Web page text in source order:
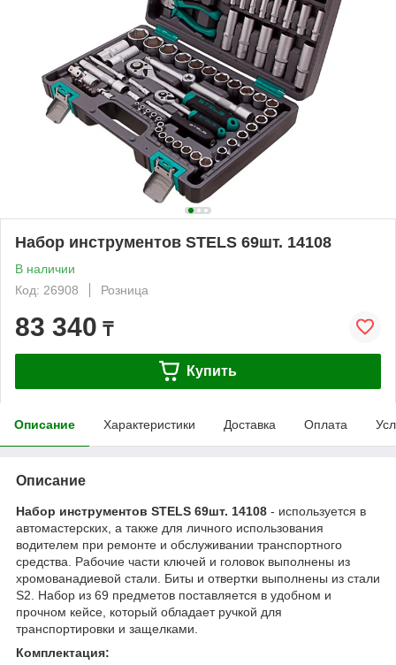
Набор инструментов STELS 69шт. 14108
В наличии
Код: 26908
Розница
83 340 ₸
Купить
Описание Характеристики Доставка Оплата
Описание
Набор инструментов STELS 69шт. 14108 - используется в
автомастерских, а также для личного использования
водителем при ремонте и обслуживании транспортного
средства. Рабочие части ключей и головок выполнены из
хромованадиевой стали. Биты и отвертки выполнены из стали
S2. Набор из 69 предметов поставляется в удобном и
прочном кейсе, который обладает ручкой для
транспортировки и защелками.
Комплектация: